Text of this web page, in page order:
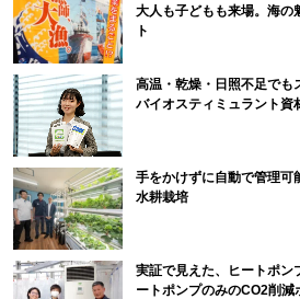
大人も子どもも来場。海の
ト
高温・乾燥・日照不足でも
バイオスティミュラント資
手をかけずに自動で管理可
水耕栽培
実証で見えた、ヒートポン
ートポンプのみのCO2削